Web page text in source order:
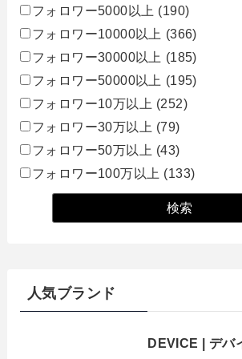
フォロワー5000以上 (190)
フォロワー10000以上 (366)
フォロワー30000以上 (185)
フォロワー50000以上 (195)
フォロワー10万以上 (252)
フォロワー30万以上 (79)
フォロワー50万以上 (43)
フォロワー100万以上 (133)
人気ブランド
DEVICE | デバ